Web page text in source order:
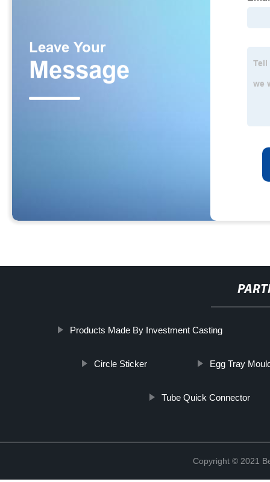
Products Made By Investment Casting
Circle Sticker Egg Tray
Tube Quick Connector
Copyright © 2021